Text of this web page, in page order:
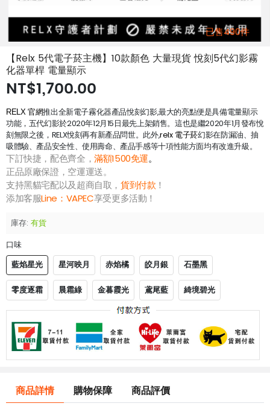
已售490件
【Relx 5代電子菸主機】10款顏色 大量現貨 悅刻5代幻影霧
化器單桿 電量顯示
NT$1,700.00
RELX 官網推出全新電子霧化器產品悅刻幻影,最大的亮點便是具備電量顯示
功能，五代幻影於2020年12月15日最先上架銷售。這也是繼2020年1月發布悅
刻無限之後，RELX悅刻再有新產品問世。此外,relx 電子菸幻影在防漏油、抽
吸體驗、產品安全性、使用壽命、產品手感等十項性能方面均有改進升級。
下訂快捷，配色齊全，滿額1500免運。
正品原廠保證，空運運送。
支持黑貓宅配以及超商自取，貨到付款 ！
添加客服Line： VAPEC享受更多活動！
庫存: 有貨
口味
藍焰星光 星河映月 赤焰橘 皎月銀
石墨黑
零度逐霜
晨霜綠 金暮霞光 鳶尾藍 綺境碧光
商品詳情 購物保障 商品評價